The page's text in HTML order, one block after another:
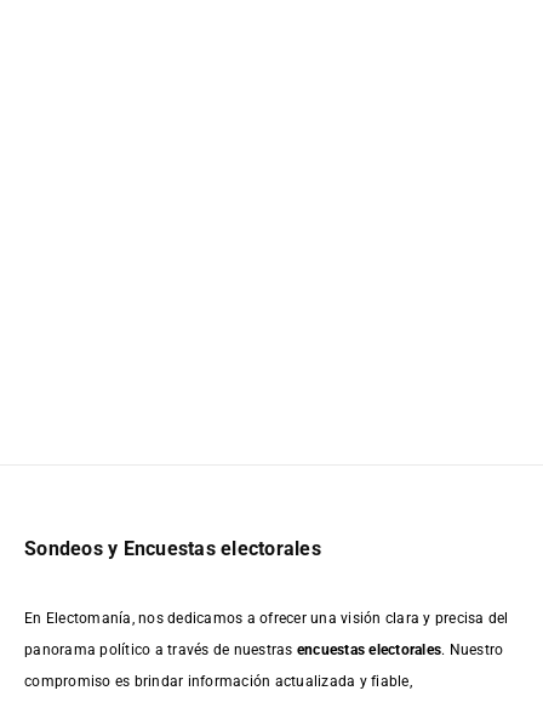
Sondeos y Encuestas electorales
En Electomanía, nos dedicamos a ofrecer una visión clara y precisa del
panorama político a través de nuestras encuestas electorales. Nuestro
compromiso es brindar información actualizada y fiable,